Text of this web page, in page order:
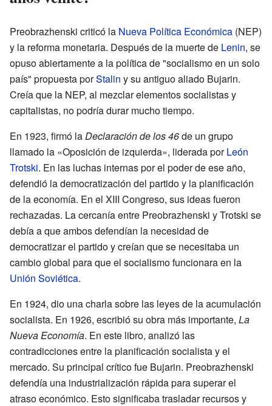
Preobrazhenski criticó la Nueva Política Económica (NEP)
y la reforma monetaria. Después de la muerte de Lenin, se
opuso abiertamente a la política de "socialismo en un solo
país" propuesta porStalin y su antiguo aliado Bujarin.
Creía que la NEP, al mezclar elementos socialistas y
capitalistas, no podría durar mucho tiempo.
En 1923, firmó laDeclaración de los 46de un grupo
llamado la «Oposición de izquierda», liderada porLeón
Trotski. En las luchas internas por el poder de ese año,
defendió la democratización del partido y la planificación
de la economía. En el XIII Congreso, sus ideas fueron
rechazadas. La cercanía entre Preobrazhenski y Trotski se
debía a que ambos defendían la necesidad de
democratizar el partido y creían que se necesitaba un
cambio global para que el socialismo funcionara en la
Unión Soviética.
En 1924, dio una charla sobre las leyes de la acumulación
socialista. En 1926, escribió su obra más importante, La
Nueva Economía. En este libro, analizó las
contradicciones entre la planificación socialista y el
mercado. Su principal crítico fue Bujarin. Preobrazhenski
defendía una industrialización rápida para superar el
atraso económico. Esto significaba trasladar recursos y